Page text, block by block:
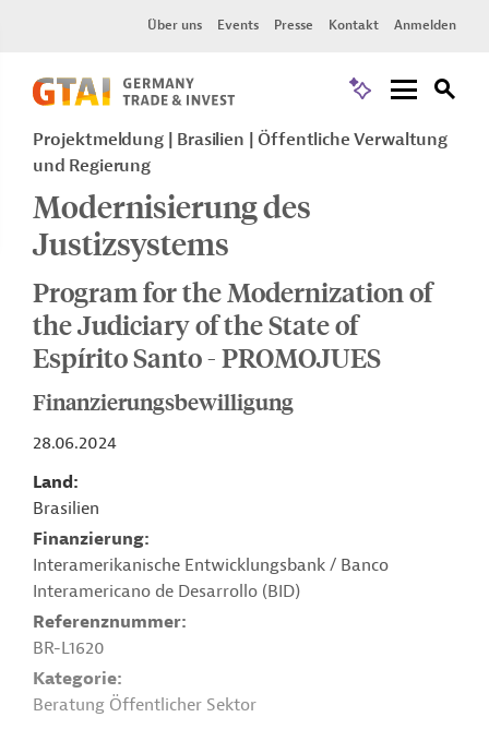
Über uns Events Presse Kontakt Anmelden
Projektmeldung Brasilien
Öffentliche Verwaltung
und Regierung
Modernisierung des
Justizsystems
Program for the Modernization of
the Judiciary of the State of
Espírito Santo - PROMOJUES
Finanzierungsbewilligung
28.06.2024
Land
Brasilien
Finanzierung
Interamerikanische Entwicklungsbank / Banco
Interamericano de Desarrollo (BID)
Referenznummer
BR-L1620
Kategorie
Beratung Öffentlicher Sektor